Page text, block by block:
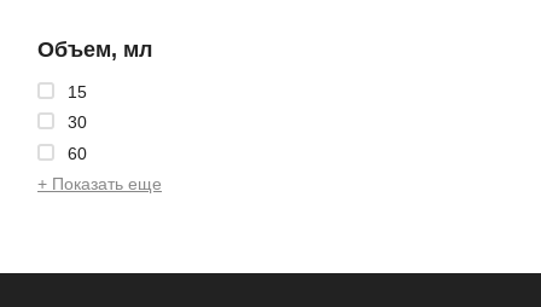
Объем, мл
15
30
60
+ Показать еще